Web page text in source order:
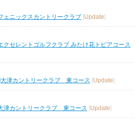
ェニックスカントリークラブ [Update]
クセレントゴルフクラブ みたけ花トピアコース
大津カントリークラブ 東コース [Update]
津カントリークラブ 東コース [Update]